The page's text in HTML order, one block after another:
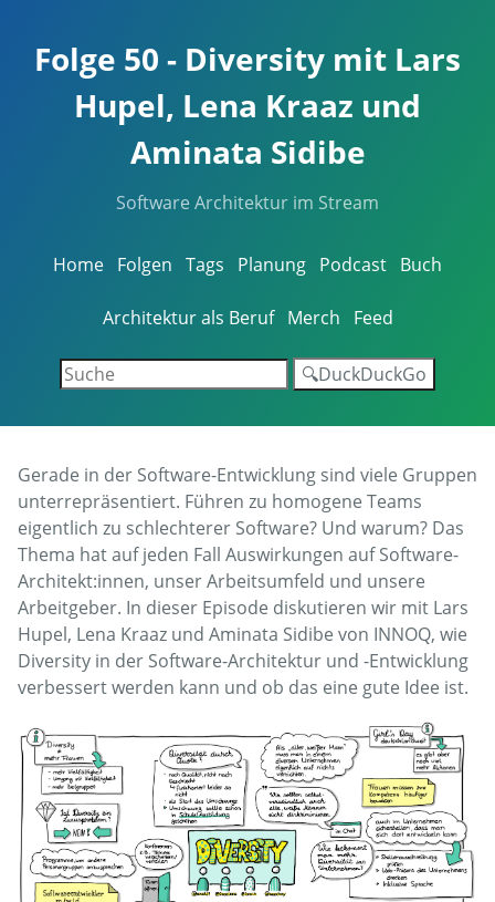
Folge 50 - Diversity mit Lars
Hupel, Lena Kraaz und
Aminata Sidibe
Software Architektur im Stream
Home Folgen Tags Planung Podcast Buch
Architektur als Beruf Merch Feed
🔍DuckDuckGo
Gerade in der Software-Entwicklung sind viele Gruppen
unterrepräsentiert. Führen zu homogene Teams
eigentlich zu schlechterer Software? Und warum? Das
Thema hat auf jeden Fall Auswirkungen auf Software-
Architekt:innen, unser Arbeitsumfeld und unsere
Arbeitgeber. In dieser Episode diskutieren wir mit Lars
Hupel, Lena Kraaz und Aminata Sidibe von INNOQ, wie
Diversity in der Software-Architektur und -Entwicklung
verbessert werden kann und ob das eine gute Idee ist.